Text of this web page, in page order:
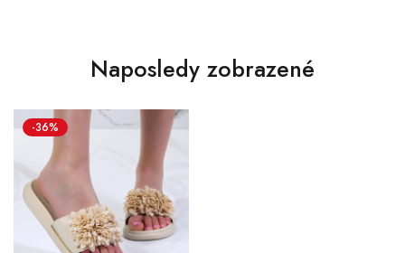
Naposledy zobrazené
-36%